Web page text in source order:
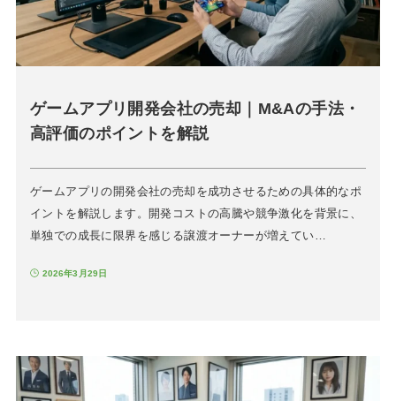
ゲームアプリ開発会社の売却｜M&Aの手法・
高評価のポイントを解説
ゲームアプリの開発会社の売却を成功させるための具体的なポ
イントを解説します。開発コストの高騰や競争激化を背景に、
単独での成長に限界を感じる譲渡オーナーが増えてい…
2026年3月29日